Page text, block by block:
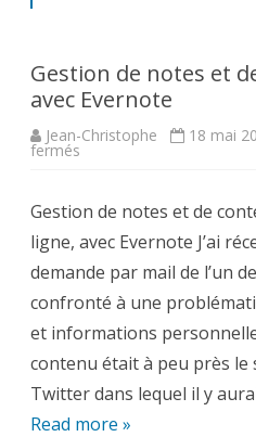
Gestion de notes et
avec Evernote
Jean-Christophe 18 mai
fermés
et
de
contenus
en
ligne
avec
Evernote
Gestion de notes et de
ligne, avec Evernote J’ai
demande par mail de l’un
confronté à une
et informations
contenu était à peu près le
Twitter dans lequel il y
Read more »